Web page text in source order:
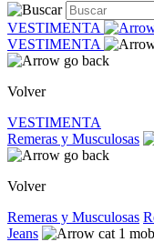
VESTIMENTA
VESTIMENTA
Volver
VESTIMENTA
Remeras y Musculosas
Volver
Remeras y Musculosas
Jeans